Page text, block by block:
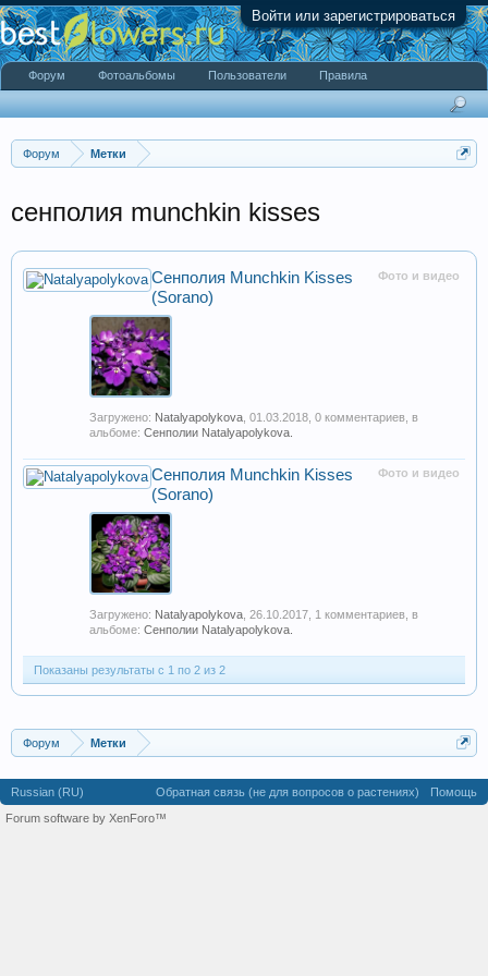
Войти или зарегистрироваться
Форум Метки
сенполия munchkin kisses
Фото и видео
Сенполия Munchkin Kisses
(Sorano)
Загружено: Natalyapolykova 01.03.2018 , 0 комментариев, в
альбоме: Сенполии Natalyapolykova.
Фото и видео
Сенполия Munchkin Kisses
(Sorano)
Загружено: Natalyapolykova 26.10.2017 , 1 комментариев, в
альбоме: Сенполии Natalyapolykova.
Показаны результаты с 1 по 2 из 2
Форум Метки
Форум Фотоальбомы Пользователи Правила
Russian (RU) Обратная связь (не для вопросов о растениях)
Помощь
Forum software by XenForo™